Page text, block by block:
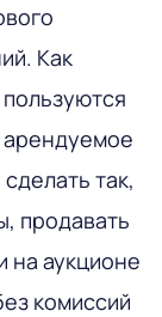
Как
арендуемое
сделать так,
продавать
на аукционе
комиссий